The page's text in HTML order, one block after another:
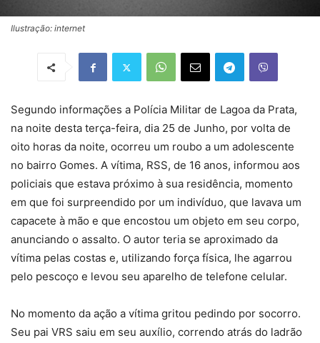
Ilustração: internet
Segundo informações a Polícia Militar de Lagoa da Prata,
na noite desta terça-feira, dia 25 de Junho, por volta de
oito horas da noite, ocorreu um roubo a um adolescente
no bairro Gomes. A vítima, RSS, de 16 anos, informou aos
policiais que estava próximo à sua residência, momento
em que foi surpreendido por um indivíduo, que lavava um
capacete à mão e que encostou um objeto em seu corpo,
anunciando o assalto. O autor teria se aproximado da
vítima pelas costas e, utilizando força física, lhe agarrou
pelo pescoço e levou seu aparelho de telefone celular.
No momento da ação a vítima gritou pedindo por socorro.
Seu pai VRS saiu em seu auxílio, correndo atrás do ladrão